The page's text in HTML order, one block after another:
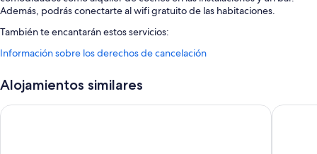
Además, podrás conectarte al wifi gratuito de las habitaciones.
También te encantarán estos servicios:
Espacios sin humos, una caja fuerte en recepción y periódicos
Un servicio de recepción las 24 horas, un salón de eventos y
Una sala de reuniones, un ascensor y servicio de lavandería
Información sobre los derechos de cancelación
Alojamientos similares
Hotel Alfonso IX